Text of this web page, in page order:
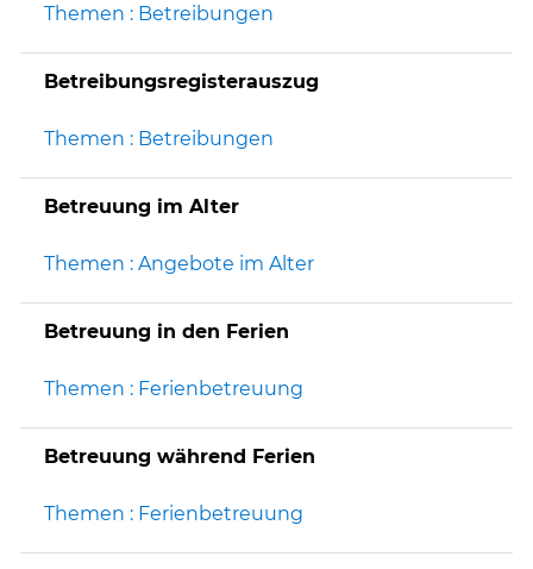
Themen : Betreibungen
Betreibungsregisterauszug
Themen : Betreibungen
Betreuung im Alter
Themen : Angebote im Alter
Betreuung in den Ferien
Themen : Ferienbetreuung
Betreuung während Ferien
Themen : Ferienbetreuung